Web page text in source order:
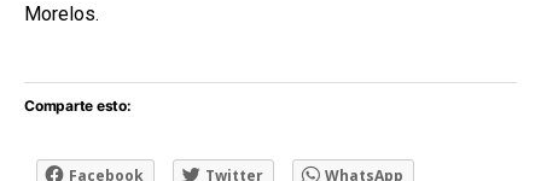
Morelos.
Comparte esto:
Facebook Twitter WhatsApp